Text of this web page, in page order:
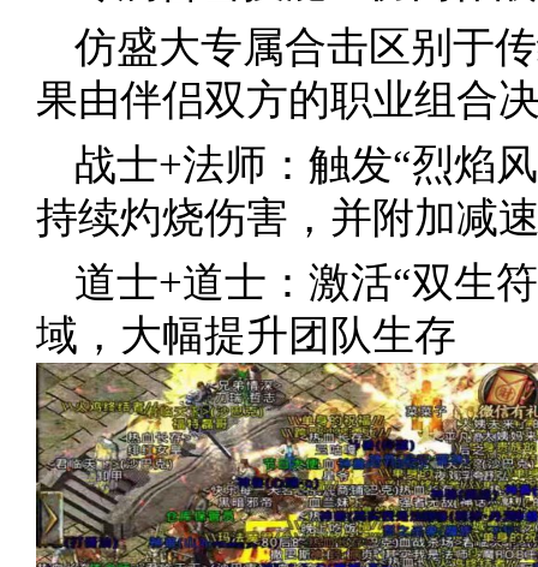
仿盛大专属合击区别于
果由伴侣双方的职业组合
战士+法师：触发“烈焰
持续灼烧伤害，并附加减
道士+道士：激活“双生
域，大幅提升团队生存